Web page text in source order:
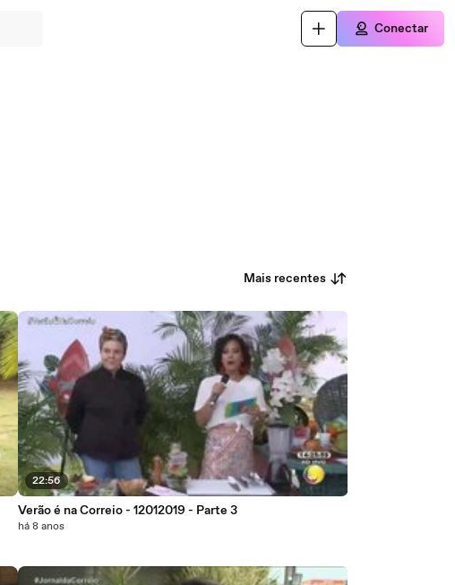
Conectar
Mais recentes
22:56
Verão é na Correio - 12012019 - Parte 3
há 8 anos